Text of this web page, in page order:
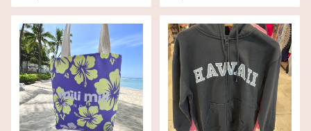
モールサイズ ハワイ限定品 送